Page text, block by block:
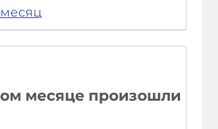
месяце произошли